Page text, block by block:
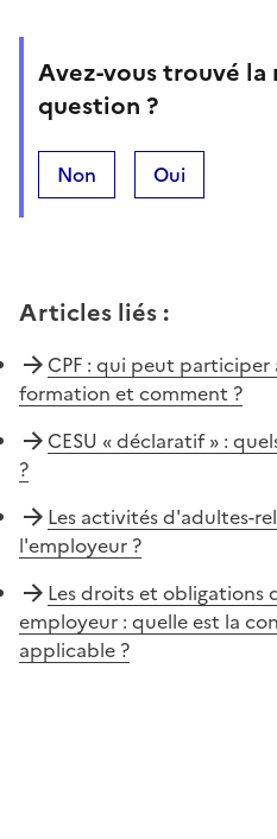
Avez-vous trouvé la
question ?
Non Oui
Articles liés :
CPF : qui peut
formation et comment ?
CESU « déclaratif » :
?
Les activités d'adultes-
l'employeur ?
Les droits et obligations
employeur : quelle est la
applicable ?